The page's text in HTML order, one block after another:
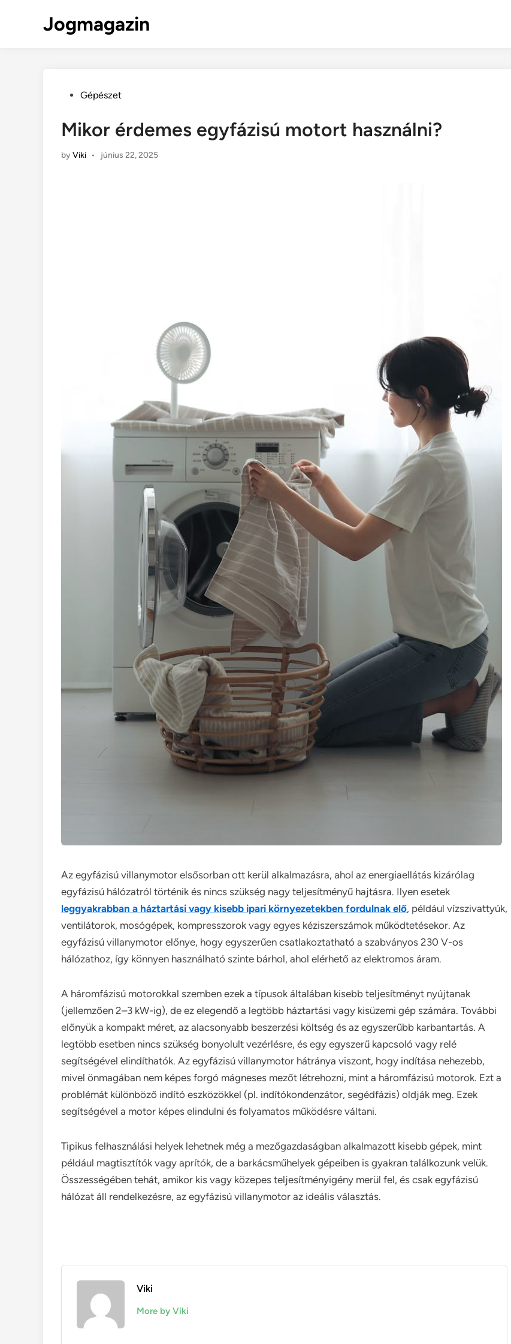
Jogmagazin
PostedGépészet
Mikor érdemes egyfázisú motort használni?
byViki • június 22, 2025
Az egyfázisú villanymotor elsősorban ott kerül alkalmazásra, ahol az energiaellátás kizárólag
egyfázisú hálózatról történik és nincs szükség nagy teljesítményű hajtásra. Ilyen esetek
leggyakrabban a háztartási vagy kisebb ipari környezetekben fordulnak elő, például vízszivattyúk,
ventilátorok, mosógépek, kompresszorok vagy egyes kéziszerszámok működtetésekor. Az
egyfázisú villanymotor előnye, hogy egyszerűen csatlakoztatható a szabványos 230 V-os
hálózathoz, így könnyen használható szinte bárhol, ahol elérhető az elektromos áram.
A háromfázisú motorokkal szemben ezek a típusok általában kisebb teljesítményt nyújtanak
(jellemzően 2–3 kW-ig), de ez elegendő a legtöbb háztartási vagy kisüzemi gép számára. További
előnyük a kompakt méret, az alacsonyabb beszerzési költség és az egyszerűbb karbantartás. A
legtöbb esetben nincs szükség bonyolult vezérlésre, és egy egyszerű kapcsoló vagy relé
segítségével elindíthatók. Az egyfázisú villanymotor hátránya viszont, hogy indítása nehezebb,
mivel önmagában nem képes forgó mágneses mezőt létrehozni, mint a háromfázisú motorok. Ezt a
problémát különböző indító eszközökkel (pl. indítókondenzátor, segédfázis) oldják meg. Ezek
segítségével a motor képes elindulni és folyamatos működésre váltani.
Tipikus felhasználási helyek lehetnek még a mezőgazdaságban alkalmazott kisebb gépek, mint
például magtisztítók vagy aprítók, de a barkácsműhelyek gépeiben is gyakran találkozunk velük.
Összességében tehát, amikor kis vagy közepes teljesítményigény merül fel, és csak egyfázisú
hálózat áll rendelkezésre, az egyfázisú villanymotor az ideális választás.
Viki
More by Viki